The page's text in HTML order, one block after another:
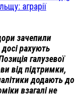
аграрії
зачепили
рахують
галузевої
від підтримки,
додають до
взагалі не